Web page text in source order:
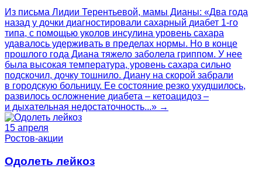
Из письма Лидии Терентьевой, мамы Дианы: «Два года
назад у дочки диагностировали сахарный диабет 1-го
типа, с помощью уколов инсулина уровень сахара
удавалось удерживать в пределах нормы. Но в конце
прошлого года Диана тяжело заболела гриппом. У нее
была высокая температура, уровень сахара сильно
подскочил, дочку тошнило. Диану на скорой забрали
в городскую больницу. Ее состояние резко ухудшилось,
развилось осложнение диабета – кетоацидоз –
и дыхательная недостаточность...» →
15 апреля
Ростов-акции
Одолеть лейкоз